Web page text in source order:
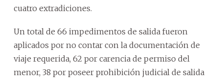
cuatro extradiciones.
Un total de 66 impedimentos de salida fueron
aplicados por no contar con la documentación de
viaje requerida, 62 por carencia de permiso del
menor, 38 por poseer prohibición judicial de salida